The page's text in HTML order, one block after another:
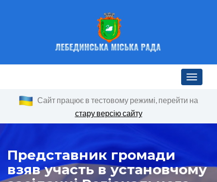
Toggle
Сайт працює в тестовому режимі, перейти на
стару версію сайту
Представник громади
взяв участь в установчому